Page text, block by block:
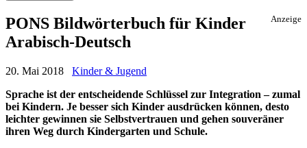
Anzeige
PONS Bildwörterbuch für Kinder
Arabisch-Deutsch
20. Mai 2018
Kinder & Jugend
Sprache ist der entscheidende Schlüssel zur Integration – zumal
bei Kindern. Je besser sich Kinder ausdrücken können, desto
leichter gewinnen sie Selbstvertrauen und gehen souveräner
ihren Weg durch Kindergarten und Schule.